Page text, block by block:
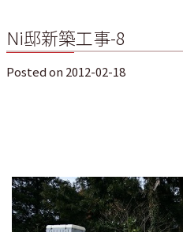
Ni邸新築工事-8
Posted on 2012-02-18